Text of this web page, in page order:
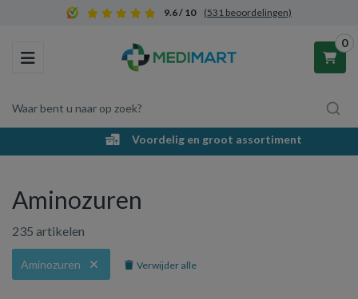
9.6 / 10 (531 beoordelingen)
Toggle navigation
Waar bent u naar op zoek?
0
Winkelwagen
Uw winkelwagen is leeg.
Voordelig en groot assortiment
Aminozuren
235 artikelen
Aminozuren Verwijder alle